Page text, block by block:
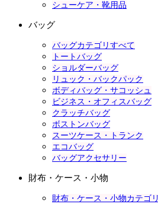
シューケア・靴用品
バッグ
バッグカテゴリすべて
トートバッグ
ショルダーバッグ
リュック・バックパック
ボディバッグ・サコッシュ
ビジネス・オフィスバッグ
クラッチバッグ
ボストンバッグ
スーツケース・トランク
エコバッグ
バッグアクセサリー
財布・ケース・小物
財布・ケース・小物カテゴ